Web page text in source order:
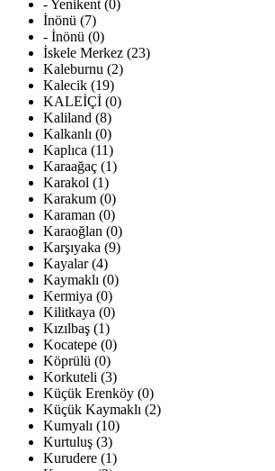
- Yenikent (0)
İnönü (7)
- İnönü (0)
İskele Merkez (23)
Kaleburnu (2)
Kalecik (19)
KALEİÇİ (0)
Kaliland (8)
Kalkanlı (0)
Kaplıca (11)
Karaağaç (1)
Karakol (1)
Karakum (0)
Karaman (0)
Karaoğlan (0)
Karşıyaka (9)
Kayalar (4)
Kaymaklı (0)
Kermiya (0)
Kilitkaya (0)
Kızılbaş (1)
Kocatepe (0)
Köprülü (0)
Korkuteli (3)
Küçük Erenköy (0)
Küçük Kaymaklı (2)
Kumyalı (10)
Kurtuluş (3)
Kurudere (1)